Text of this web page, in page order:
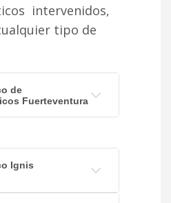
intervenidos,
tipo de
de
Fuerteventura
Ignis